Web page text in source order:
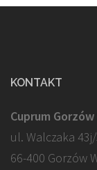
KONTAKT
Cuprum
ul. Walczaka
66-400 Gorzów